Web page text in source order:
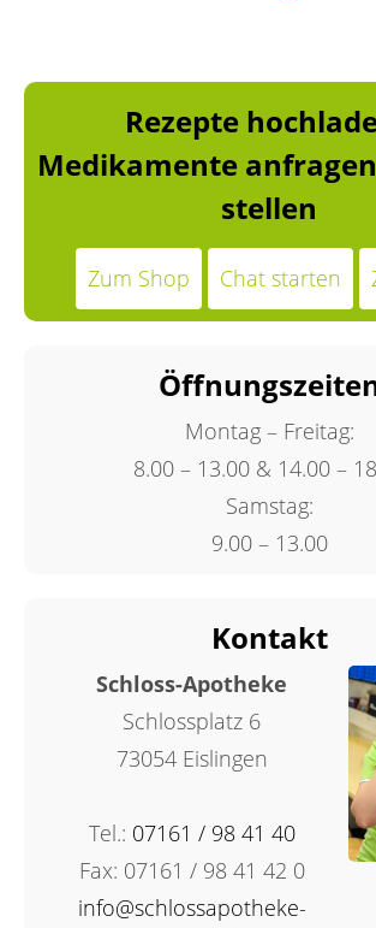
Rezepte
Medikamente
stellen
Zum Shop Chat starten
Montag – Freitag:
8.00 – 13.00 & 14.00 –
Samstag:
9.00 – 13.00
Kontakt
Schloss-Apotheke
Schlossplatz 6
73054 Eislingen
Tel.: 07161 / 98 41 40
Fax: 07161 / 98 41 42 0
info@schlossapotheke-